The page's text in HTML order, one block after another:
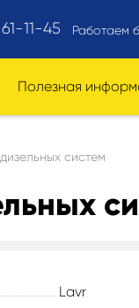
11-45 Работаем
Полезная
систем
Lavr